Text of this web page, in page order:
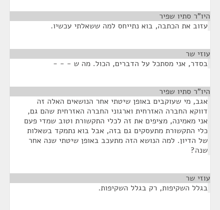
היו"ר סתיו שפיר
עזוב את הכתבה, בוא נתייחס למה ששאלתי עכשיו.
עוזי שר
בסדר, אני מסתכל על הדברים, הכול. מה ש - - -
היו"ר סתיו שפיר
אגב, מי שעוקבים באופן שיטתי אחר הנושאים האלה זה
דווקא החברה האזרחית וארגוני החברה האזרחית שהם גם,
אני מאמינה, מציפים את זה לכלי התקשורת וטוב שמדי פעם
כלי התקשורת מתעסקים גם בזה, אבל בוא נתמקד בשאלות
של הדיון. למה הנושא הזה מתעכב באופן שיטתי שנה אחר
שנה?
עוזי שר
בגלל השקיפות, רק בגלל השקיפות.